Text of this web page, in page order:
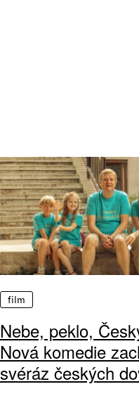
film
Nebe, peklo,
Nová komedie
svéráz českých